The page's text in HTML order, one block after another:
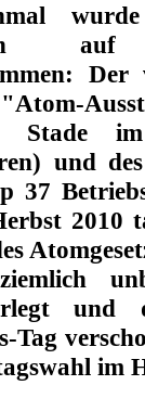
Stade
und
37
2010
und
Tag
im